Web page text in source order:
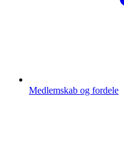
Medlemskab og fordele